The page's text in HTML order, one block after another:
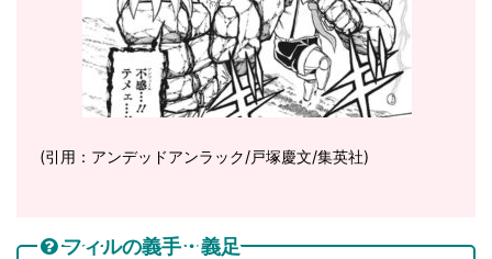
(引用：アンデッドアンラック/戸塚慶文/集英社)
フィルの義手・義足